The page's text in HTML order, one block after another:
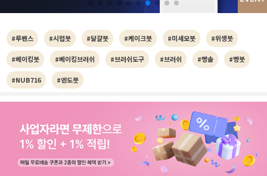
#루벤스 #시럽붓 #달걀붓 #케이크붓 #미세모붓 #위생붓
#베이킹붓 #베이킹브러쉬 #브러쉬도구 #브러쉬 #빵솔 #빵붓
#NUB716 #엔도붓